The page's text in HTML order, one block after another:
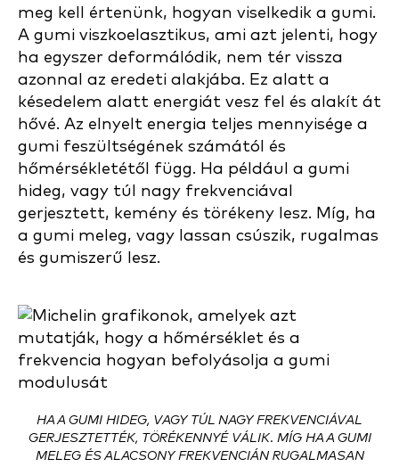
meg kell értenünk, hogyan viselkedik a gumi.
A gumi viszkoelasztikus, ami azt jelenti, hogy
ha egyszer deformálódik, nem tér vissza
azonnal az eredeti alakjába. Ez alatt a
késedelem alatt energiát vesz fel és alakít át
hővé. Az elnyelt energia teljes mennyisége a
gumi feszültségének számától és
hőmérsékletétől függ. Ha például a gumi
hideg, vagy túl nagy frekvenciával
gerjesztett, kemény és törékeny lesz. Míg, ha
a gumi meleg, vagy lassan csúszik, rugalmas
és gumiszerű lesz.
HA A GUMI HIDEG, VAGY TÚL NAGY FREKVENCIÁVAL
GERJESZTETTÉK, TÖRÉKENNYÉ VÁLIK. MÍG HA A GUMI
MELEG ÉS ALACSONY FREKVENCIÁN RUGALMASAN